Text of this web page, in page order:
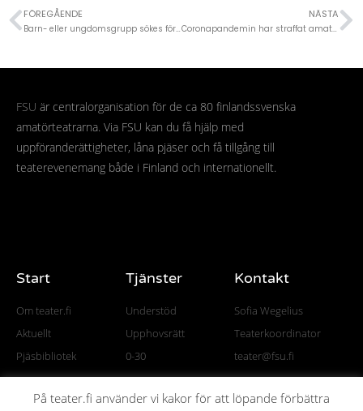
FÖREGÅENDE
Barn- eller ungdomsgrupp sökes för uppträdande till Litauen
NÄSTA
Coronapandemin har straffat amatörteatrarna med ödesdigra följder
FSU är centralorganisation för de ca 80 finlandssvenska
amatörteatrarna. Via FSU kan du få hjälp med
uppföranderättigheter, låna pjäser och få tillgång till
teaterevenemang både i Finland och internationellt.
Start
Om teater.fi
Aktuellt
Pjäsbibliotek
Tjänster
Understöd
Upphovsrätt
0-30
Kontakt
Sofia Wegelius
Teaterkoordinator
teater@fsu.fi
På teater.fi använder vi kakor för att löpande förbättra